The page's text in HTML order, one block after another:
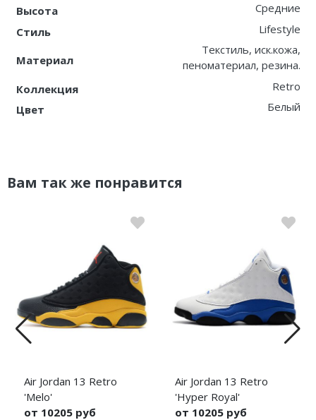
Высота
Средние
Стиль
Lifestyle
Материал
Текстиль, иск.кожа,
пеноматериал, резина.
Коллекция
Retro
Цвет
Белый
Вам так же понравится
Air Jordan 13 Retro
'Melo'
от 10205 руб
Air Jordan 13 Retro
'Hyper Royal'
от 10205 руб